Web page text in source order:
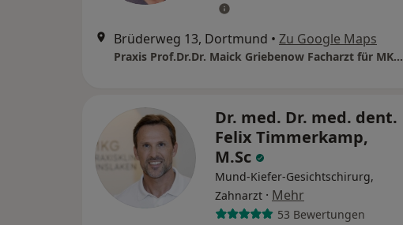
Brüderweg 13, Dortmund • Zu Google Maps
Praxis Prof.Dr.Dr. Maick Griebenow Facharzt für MKG - Chirurgie
Dr. med. Dr. med. dent.
Felix Timmerkamp,
M.Sc
Mund-Kiefer-Gesichtschirurg,
Zahnarzt · Mehr
53 Bewertungen